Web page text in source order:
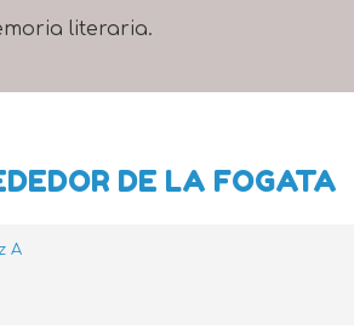
literaria.
DE LA FOGATA
A